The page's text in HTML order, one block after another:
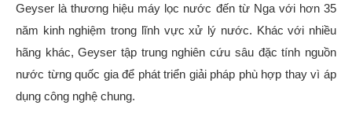
Geyser là thương hiệu máy lọc nước đến từ Nga với hơn 35
năm kinh nghiệm trong lĩnh vực xử lý nước. Khác với nhiều
hãng khác, Geyser tập trung nghiên cứu sâu đặc tính nguồn
nước từng quốc gia để phát triển giải pháp phù hợp thay vì áp
dụng công nghệ chung.